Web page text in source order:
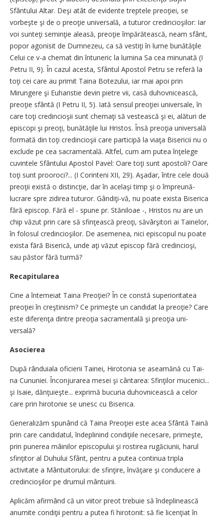
Sfântului Altar. Deşi a­tât de evidente treptele preo­ţi­ei, se
vorbeşte şi de o preoţie u­ni­­ver­­sală, a tuturor cre­din­cio­şi­lor: Iar
voi sunteţi seminţie a­lea­să, preoţie împărătească, neam sfânt,
popor agonisit de Dum­nezeu, ca să vestiţi în lu­me bunătăţile
Celui ce v-a che­mat din întuneric la lumina Sa cea minunată (I
Petru II, 9). În ca­zul acesta, Sfântul Apostol Pe­tru se referă la
toţi cei care au primit Taina Botezului, iar mai apoi prin
Mirungere şi Eu­ha­ristie devin pietre vii, casă du­hovnicească,
preoţie sfântă (I Petru II, 5). Iată sensul preo­ţiei universale, în
care toţi cre­din­­cioşii sunt chemaţi să ves­teas­că şi ei, alături de
episcopi şi preoţi, bunătăţile lui Hristos. În­să preoţia universală
forma­tă din toţi credincioşii care par­ti­­cipă la viaţa Bisericii nu o
ex­clu­de pe cea sacramentală. Alt­fel, cum am putea înţelege
cu­vin­tele Sfântului Apostol Pa­vel: Oare toţi sunt apostoli? Oa­re
toţi sunt prooroci?... (I Co­rin­teni XII, 29). Aşadar, între cele do­uă
preoţii există o distincţie, dar în acelaşi timp şi o îm­pre­u­nă-
lucrare spre zidirea tuturor. Gân­diţi-vă, nu poate exista Bi­se­rica
fără episcop. Fără el - spu­ne pr. Stăniloae -, Hristos nu are un
chip văzut prin care să sfinţească preoţi, săvârşitori ai Tainelor,
în folosul credincio­şi­lor. De asemenea, nici episco­pul nu poate
exista fără Bi­se­ri­că, unde aţi văzut episcop fără cre­din­cioşi,
sau păstor fără tur­mă?
Recapitularea
Cine a întemeiat Taina Pre­o­ţiei? În ce constă superiorita­tea
preoţiei în creştinism? Ce pri­meşte un candidat la pre­o­ţie? Care
este diferenţa dintre pre­oţia sacramentală şi preoţia uni­
versală?
Asocierea
După rânduiala oficierii Tai­nei, Hirotonia se aseamănă cu Tai­
na Cununiei. Înconjurarea me­sei şi cântarea: Sfinţilor mu­ce­nici...
şi Isaie, dănţuieşte... ex­pri­mă bucuria du­hov­ni­ceas­că a celor
care prin hirotonie se u­nesc cu Biserica.
Generalizăm spunând că Tai­na Preoţiei este acea Sfântă Tai­nă
prin care candidatul, în­de­plinind condiţiile necesare, pri­meşte,
prin punerea mâi­ni­lor episcopului şi rostirea ru­gă­ciu­nii, harul
sfinţitor al Du­hu­lui Sfânt, pentru a putea conti­nua tripla
activitate a Mântui­to­­rului: de sfinţire, învăţare şi con­ducere a
credincioşilor pe dru­mul mântuirii.
Aplicăm afirmând că un vii­tor preot trebuie să îndepli­neas­­că
anumite condiţii pentru a putea fi hirotonit: să fie licen­ţi­at în